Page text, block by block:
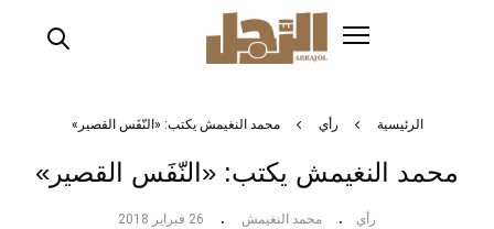
الرئيسية رأي محمد النغيمش يكتب: «النّفَس القصير»
محمد النغيمش يكتب: «النّفَس القصير»
رأي محمد النغيمش 26 فبراير 2018